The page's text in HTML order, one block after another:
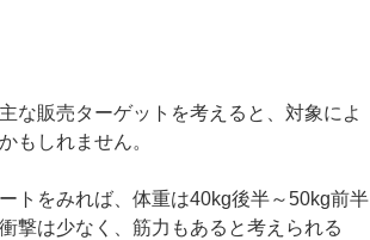
な販売ターゲットを考えると、対象によ
もしれません。
トをみれば、体重は40kg後半～50kg前半
撃は少なく、筋力もあると考えられる